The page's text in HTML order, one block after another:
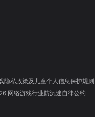
隐私政策及儿童个人信息保护规则
网络游戏行业防沉迷自律公约